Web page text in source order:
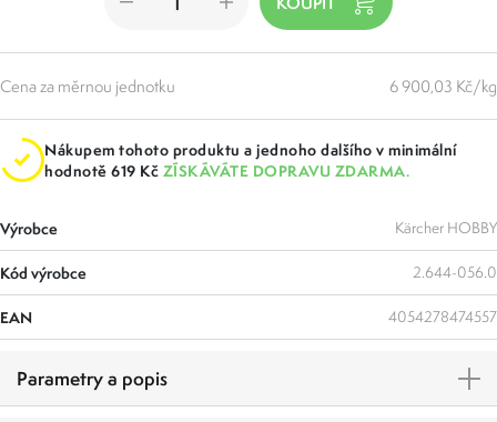
Cena za měrnou jednotku 6 900,03 Kč/kg
Nákupem tohoto produktu a jednoho dalšího v minimální
hodnotě 619 Kč ZÍSKÁVÁTE DOPRAVU ZDARMA.
Výrobce Kärcher HOBBY
Kód výrobce 2.644-056.0
EAN 4054278474557
Parametry a popis